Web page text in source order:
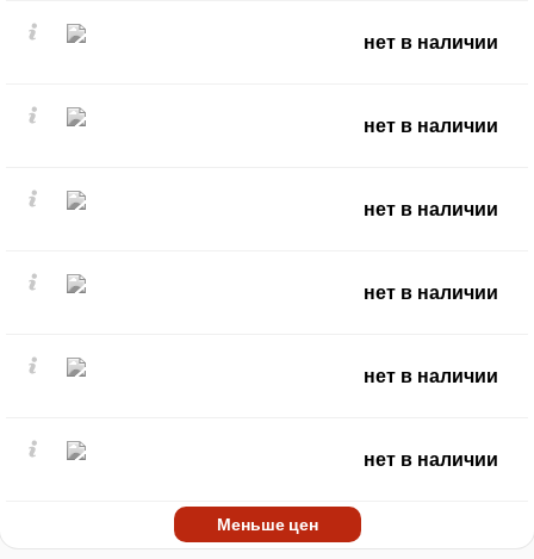
нет в наличии
нет в наличии
нет в наличии
нет в наличии
нет в наличии
нет в наличии
Меньше цен